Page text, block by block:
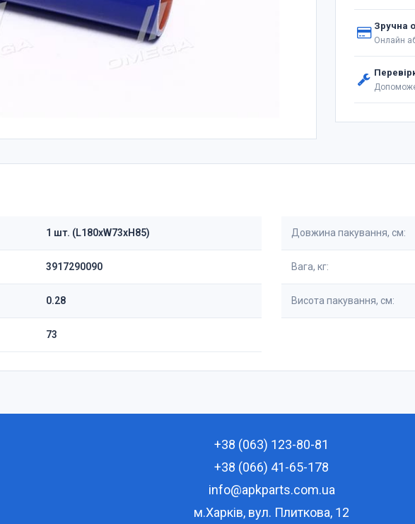
Зручна
Онлайн
1 шт. (L180xW73xH85) Довжина пакування, см:
3917290090 Вага, кг:
0.28 Висота пакування, см:
73
+38 (063) 123-80-81
+38 (066) 41-65-178
info@apkparts.com.ua
м.Харків, вул. Плиткова, 12